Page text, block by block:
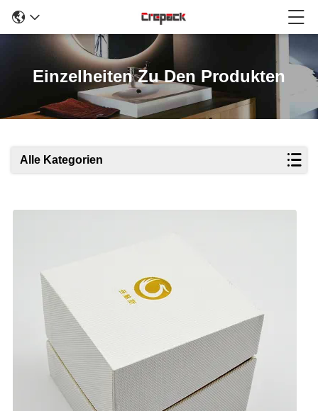
Einzelheiten Zu Den Produkten
Alle Kategorien